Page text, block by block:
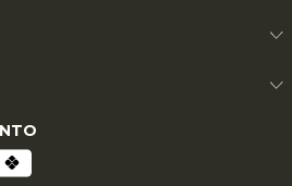
ao corpo.
funcionais, como
prefira tecidos com toque
que ajudam a equilibrar a